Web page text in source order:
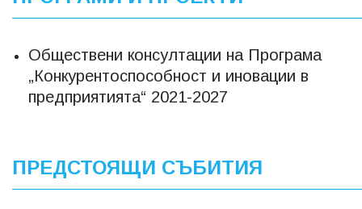
Обществени консултации на Програма
„Конкурентоспособност и иновации в
предприятията“ 2021-2027
ПРЕДСТОЯЩИ СЪБИТИЯ